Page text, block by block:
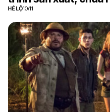
HÉ LỘ10/11